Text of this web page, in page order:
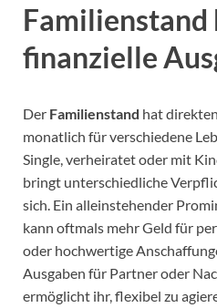
finanzielle
Der Familienstand hat
monatlich für verschiedene
Single, verheiratet oder mit
bringt unterschiedliche
sich. Ein alleinstehender
kann oftmals mehr Geld für
oder hochwertige
Ausgaben für Partner oder
ermöglicht ihr, flexibel zu